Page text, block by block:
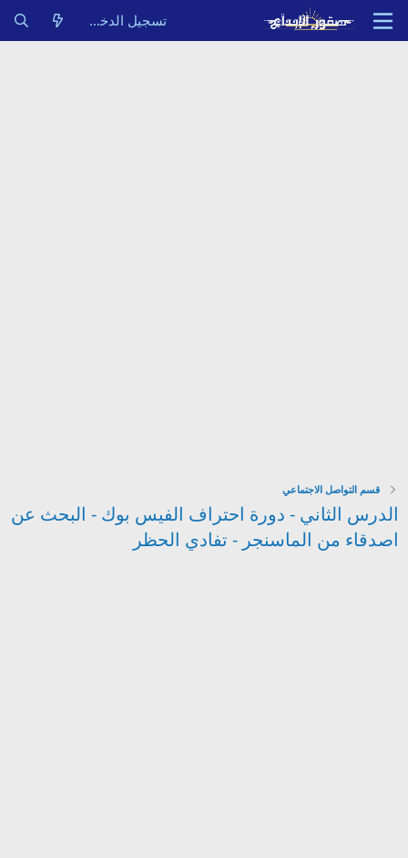
تسجيل الدخول
قسم التواصل الاجتماعي
الدرس الثاني - دورة احتراف الفيس بوك - البحث عن
اصدقاء من الماسنجر - تفادي الحظر